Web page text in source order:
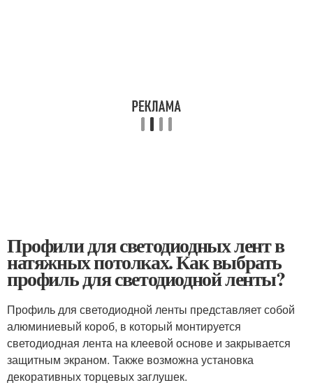
Профили для светодиодных лент в
натяжных потолках. Как выбрать
профиль для светодиодной ленты?
Профиль для светодиодной ленты представляет собой
алюминиевый короб, в который монтируется
светодиодная лента на клеевой основе и закрывается
защитным экраном. Также возможна установка
декоративных торцевых заглушек.